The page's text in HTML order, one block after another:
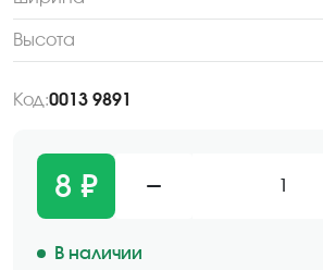
Высота
Код:0013 9891
8 ₽ 1
В наличии